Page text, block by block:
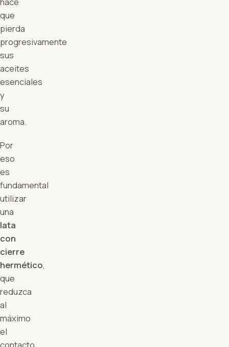
que
pierda
progresivamente
sus
aceites
esenciales
y
su
aroma.
Por
eso
es
fundamental
utilizar
una
lata
con
cierre
hermético,
que
reduzca
al
máximo
el
contacto